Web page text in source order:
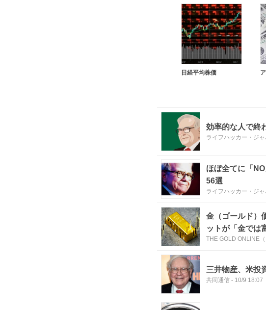
日経平均株価
効率的な人で終
ライフハッカー・ジャ
ほぼ全てに「
56選
ライフハッカー・ジャ
金（ゴールド）
ットが「金では
家が解説】
THE GOLD ONLINE
三井物産、米投
共同通信 - 10/9 18:07